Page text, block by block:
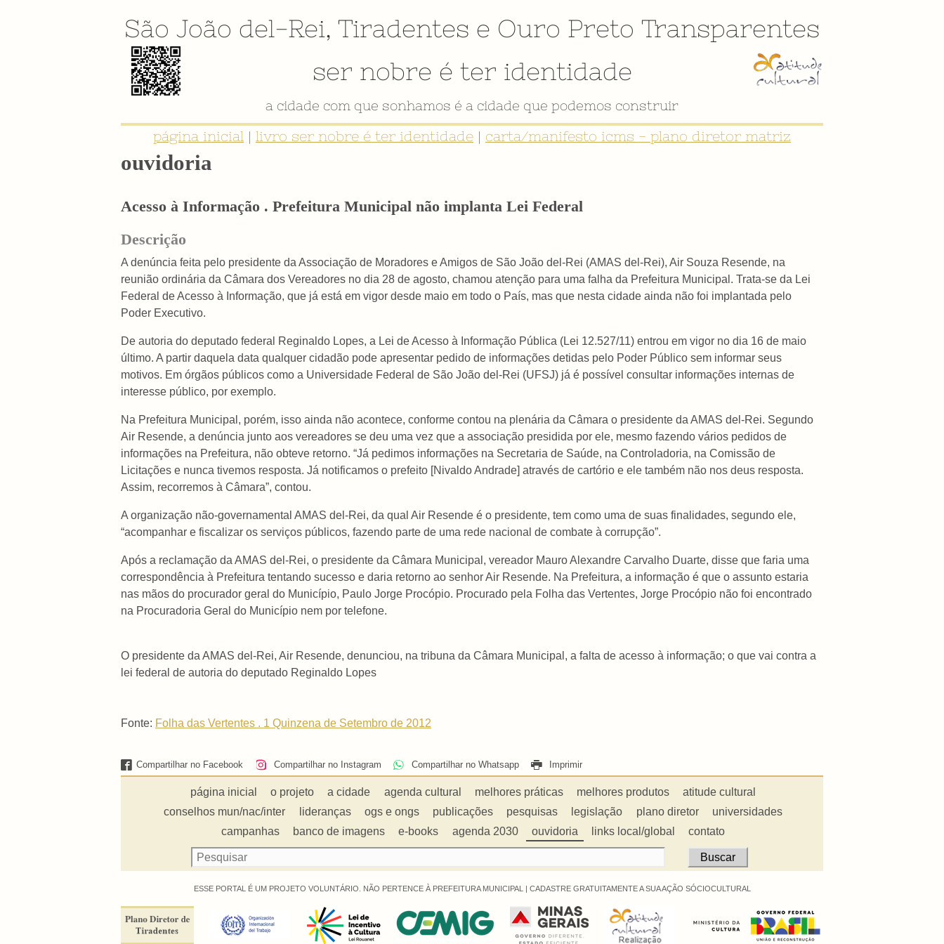
São João del-Rei, Tiradentes e Ouro Preto Transparentes
ser nobre é ter identidade
a cidade com que sonhamos é a cidade que podemos construir
página inicial | livro ser nobre é ter identidade | carta/manifesto icms - plano diretor matriz
ouvidoria
Acesso à Informação . Prefeitura Municipal não implanta Lei Federal
Descrição
A denúncia feita pelo presidente da Associação de Moradores e Amigos de São João del-Rei (AMAS del-Rei), Air Souza Resende, na
reunião ordinária da Câmara dos Vereadores no dia 28 de agosto, chamou atenção para uma falha da Prefeitura Municipal. Trata-se da Lei
Federal de Acesso à Informação, que já está em vigor desde maio em todo o País, mas que nesta cidade ainda não foi implantada pelo
Poder Executivo.
De autoria do deputado federal Reginaldo Lopes, a Lei de Acesso à Informação Pública (Lei 12.527/11) entrou em vigor no dia 16 de maio
último. A partir daquela data qualquer cidadão pode apresentar pedido de informações detidas pelo Poder Público sem informar seus
motivos. Em órgãos públicos como a Universidade Federal de São João del-Rei (UFSJ) já é possível consultar informações internas de
interesse público, por exemplo.
Na Prefeitura Municipal, porém, isso ainda não acontece, conforme contou na plenária da Câmara o presidente da AMAS del-Rei. Segundo
Air Resende, a denúncia junto aos vereadores se deu uma vez que a associação presidida por ele, mesmo fazendo vários pedidos de
informações na Prefeitura, não obteve retorno. “Já pedimos informações na Secretaria de Saúde, na Controladoria, na Comissão de
Licitações e nunca tivemos resposta. Já notificamos o prefeito [Nivaldo Andrade] através de cartório e ele também não nos deus resposta.
Assim, recorremos à Câmara”, contou.
A organização não-governamental AMAS del-Rei, da qual Air Resende é o presidente, tem como uma de suas finalidades, segundo ele,
“acompanhar e fiscalizar os serviços públicos, fazendo parte de uma rede nacional de combate à corrupção”.
Após a reclamação da AMAS del-Rei, o presidente da Câmara Municipal, vereador Mauro Alexandre Carvalho Duarte, disse que faria uma
correspondência à Prefeitura tentando sucesso e daria retorno ao senhor Air Resende. Na Prefeitura, a informação é que o assunto estaria
nas mãos do procurador geral do Município, Paulo Jorge Procópio. Procurado pela Folha das Vertentes, Jorge Procópio não foi encontrado
na Procuradoria Geral do Município nem por telefone.
O presidente da AMAS del-Rei, Air Resende, denunciou, na tribuna da Câmara Municipal, a falta de acesso à informação; o que vai contra a
lei federal de autoria do deputado Reginaldo Lopes
Fonte: Folha das Vertentes . 1 Quinzena de Setembro de 2012
Compartilhar no Facebook Compartilhar no Instagram Compartilhar no Whatsapp Imprimir
página inicial o projeto a cidade agenda cultural melhores práticas melhores produtos
atitude cultural
conselhos mun/nac/inter
lideranças ogs e ongs publicações pesquisas legislação plano diretor
universidades
campanhas
banco de imagens e-books agenda 2030 ouvidoria links local/global contato
ESSE PORTAL É UM PROJETO VOLUNTÁRIO. NÃO PERTENCE À PREFEITURA MUNICIPAL | CADASTRE GRATUITAMENTE A SUA AÇÃO SÓCIOCULTURAL